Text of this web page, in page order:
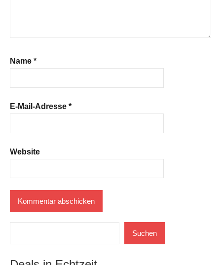
Name *
E-Mail-Adresse *
Website
Suchen